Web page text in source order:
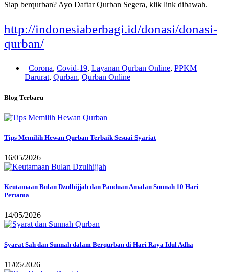
Siap berqurban? Ayo Daftar Qurban Segera, klik link dibawah.
http://indonesiaberbagi.id/donasi/donasi-
qurban/
Corona, Covid-19, Layanan Qurban Online, PPKM
Darurat, Qurban, Qurban Online
Blog Terbaru
Tips Memilih Hewan Qurban Terbaik Sesuai Syariat
16/05/2026
Keutamaan Bulan Dzulhijjah dan Panduan Amalan Sunnah 10 Hari
Pertama
14/05/2026
Syarat Sah dan Sunnah dalam Berqurban di Hari Raya Idul Adha
11/05/2026